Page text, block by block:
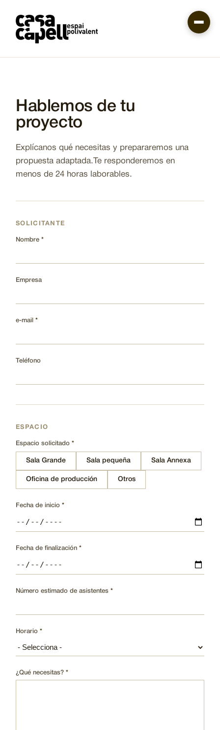
contenido
principal
Hablemos de tu
proyecto
Explícanos qué necesitas y prepararemos una
propuesta adaptada.Te responderemos en
menos de 24 horas laborables.
SOLICITANTE
Nombre
Empresa
e-mail
Teléfono
ESPACIO
Espacio solicitado
Sala Grande Sala pequeña Sala Annexa
Oficina de producción Otros
Fecha de inicio
Fecha de finalización
Número estimado de asistentes
Horario
¿Qué necesitas?